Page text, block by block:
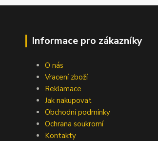
Informace pro zákazníky
O nás
Vracení zboží
Reklamace
Jak nakupovat
Obchodní podmínky
Ochrana soukromí
Kontakty